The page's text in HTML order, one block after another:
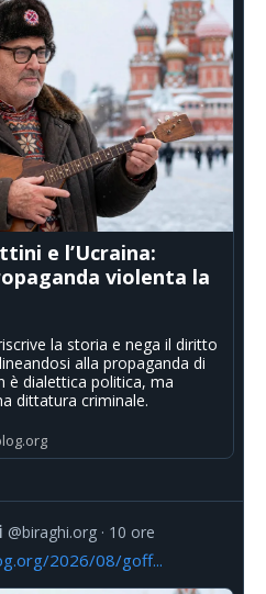
e l’Ucraina:
violenta la
la storia e nega il diritto
alla propaganda di
è dialettica politica, ma
dittatura criminale.
@biraghi.org 10 ore
2026/08/goff...